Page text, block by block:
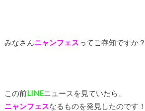
みなさんニャンフェスってご存知ですか？
この前LINEニュースを見ていたら、
ニャンフェスなるものを発見したのです！